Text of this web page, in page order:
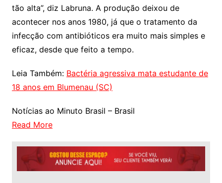
tão alta”, diz Labruna. A produção deixou de
acontecer nos anos 1980, já que o tratamento da
infecção com antibióticos era muito mais simples e
eficaz, desde que feito a tempo.
Leia Também: Bactéria agressiva mata estudante de
18 anos em Blumenau (SC)
Notícias ao Minuto Brasil – Brasil
Read More